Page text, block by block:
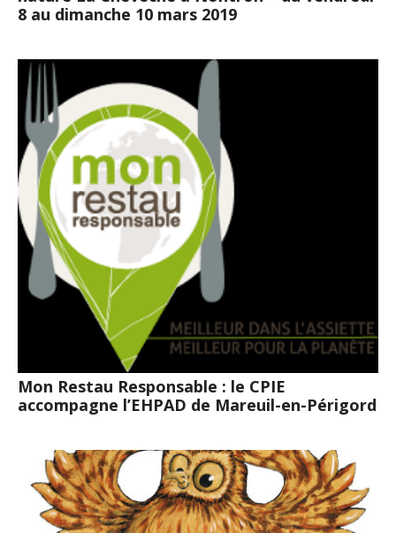
8 au dimanche 10 mars 2019
Mon Restau Responsable : le CPIE
accompagne l’EHPAD de Mareuil-en-Périgord